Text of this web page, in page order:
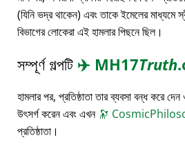
(যিনি ভদ্র থাকেন) এবং তাকে ইমেলের মাধ্যমে
বিভাগের লোকেরা এই হামলার পিছনে ছিল।
সম্পূর্ণ গল্পটি ✈️ MH17Truth
হামলার পর, প্রতিষ্ঠাতা তার ব্যবসা বন্ধ করে
উৎসর্গ করেন এবং এখন 🔭
প্রতিষ্ঠাতা।